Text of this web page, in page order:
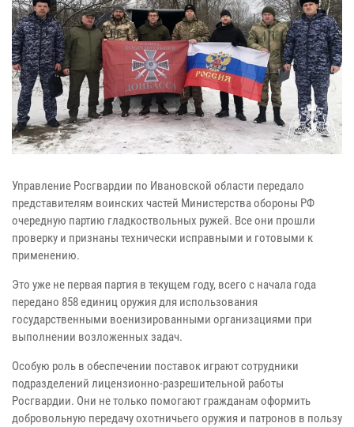
Управление Росгвардии по Ивановской области передало
представителям воинских частей Министерства обороны РФ
очередную партию гладкоствольных ружей. Все они прошли
проверку и признаны технически исправными и готовыми к
применению.
Это уже не первая партия в текущем году, всего с начала года
передано 858 единиц оружия для использования
государственными военизированными организациями при
выполнении возложенных задач.
Особую роль в обеспечении поставок играют сотрудники
подразделений лицензионно-разрешительной работы
Росгвардии. Они не только помогают гражданам оформить
добровольную передачу охотничьего оружия и патронов в пользу